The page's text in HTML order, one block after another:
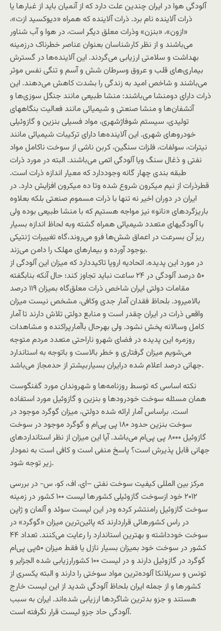
آلودگی هوا در ایران چندین علت دارد که از آنمیان باید از غبار‌ها یا
ذرات آلاینده نام برد. ذرات آلاینده که همراه «دیوکسید ازت»،
«ازون»، «بنزن» وذرات معلق دیگر است، در هوا و آب شناور
می‌باشند و از نظر کار‌شناسان بعنوان عناصر خطرناک درزمینه
بهداشت و سلامتی ارزیابی می‌گردند. این آلاینده‌ها در گسترش
بیماری‌های قلب و عروق وسرطان شش و آسم و تنگی نفس موثر
می‌باشند و شاخص امید به زندگی را بشدت کاهش می‌دهند. این
ذرات دارای دومنشا می‌باشند: منشا طبیعی مانند جنگل سوزی‌ها و
آتشفان‌ها و منشا صنعتی و شیمیائی مانند فعالیت بنگاههای
تولیدی، سیستم شوفاژشهری، مواد فسیلی بنزین و گازوئیلی
خودروهای شهری. این آلاینده‌ها دارای ترکیبات شیمیائی مانند
نیترات، سولفات، فلزات سنگین، کربن ناشی از سوخت ناکامل مواد
نفتی و ذغال سنگ ویا آلودگی اتمی می‌باشند. البته در مورد ذرات
طبقه بندی چهار گانه وجوددارد که معیار اندازه ذرات است.
قطرذرات از نیم میکرون شروع شده وتا ده میکرون افزایش دارد. در
ایران در دوران اخیر نه تنها با ذرات مسموم صنعتی بلکه بعلاوه
باریزگردهای «نانو» نیز مواجه هستیم که با منشا طبیعی بوده ولی
با آلودگیهای متعدد شیمیائی همراه گشته وبه لحاظ اندازه بسیار
ریز آن بسرعت در اعماق شش‌ها فرو می‌روند،‌گاه تغییرات ژنتیکی
بوجود آورده و بیمارهای مهلک را دامن می‌زند.
در مورد این پدیده، اتحادیه اروپا تاکیددارد که میزان این آلودگی از
۵۰ درصد آلودگی در ۲۴ ساعت نباید تجاوز کند؛ حال آنکه بنابگفته
مقامات دولتی ایران شاخص ذرات معلق‌گاه بمیزان ۱۱۹ درصد
بالامیرود. بلحاظ فقدان آمار جدی وکافی، مشخص نیست میزان
واقعی ذرات در ایران چقدر است و منابع دولتی تلاش دارند تا آمار
کامل وسالانه پخش نشود. ولی بهرحال باآمارپراکنده و مشاهدات
روزمره این پدیده در فضای شهرو ناراحتی متعدد مردم متوجه
می‌شویم میزان گرفتاری و خطر بالاست و باتوجه به استاندارد
جهانی درصد اعلام شده درایران بسیاربیشتر از حدمجاز می‌باشد.
نکته اساسی که توسط روزنامه‌ها و شهروندان مورد گفنگوست‌‌
همان مسئله سوخت خودرود‌ها و بنزین و گازوئیل مورد استفاده
است. براساس آمار ارائه شده دولتی، میزان گوگرد موجود در
سوخت بنزین حدود ۱۸۰ پی پی‌ام و گوگرد موجود در سوخت
گازوئیل ۸۰۰۰ پی پی‌ام می‌باشد. آیا این میزان از نظر استانداردهای
جهانی قابل پذیرش است؟ پاسخ منفی است و کافی است به نمودار
زیر توجه شود.
مرکز بین المللی کیفیت سوخت نفتی –ای، اف، کو، س- در بررسی
۲۰۱۲ خود ازسوخت گازوئیلی کشور‌ها لیست ۱۰۰ کشور در زمینه
سوخت گازوئیل رامنتشر کرده ودر این لیست سوئد و آلمان و ژاپن
در راس کشورهائی قراردارند که پائین‌ترین میزان «گوگرد» در
سوخت خودداشته و بهترین استاندارد را رعایت می‌کنند. تعداد ۴۴
کشور در سوخت خود بمیزان بسیار نازل یا فقط میزان ۵۰پی پی‌ام
گوگرد در گازوئیل دارند و در لیست ۱۰۰ کشورارزیابی شده الجزایر و
تونس و سریلانکا آلوده‌ترین مواد سوختی را دارند و البته یکسری از
کشور‌ها و از جمله ایران بلحاظ آلودگی شدید از این لیست خارج
هستند و جزو بد‌ترین شاگرد‌ها ارزیابی شده‌اند. ایران به سبب
آلودگی حاد جزو لیست قرار نگرفته است.